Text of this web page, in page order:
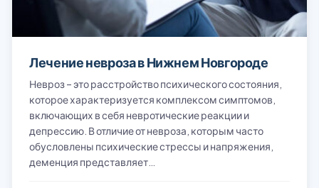
Лечение невроза в Нижнем Новгороде
Невроз – это расстройство психического состояния,
которое характеризуется комплексом симптомов,
включающих в себя невротические реакции и
депрессию. В отличие от невроза, которым часто
обусловлены психические стрессы и напряжения,
деменция представляет…